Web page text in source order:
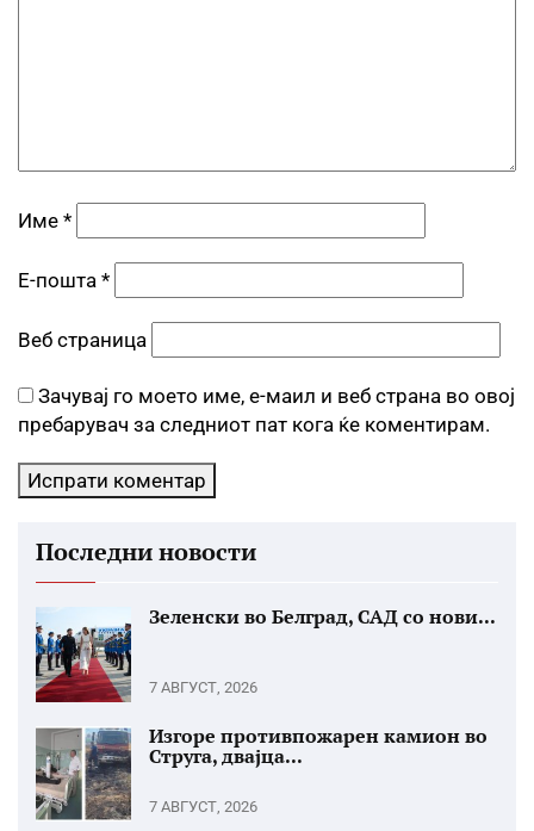
Име *
Е-пошта *
Веб страница
Зачувај го моето име, е-маил и веб страна во овој
пребарувач за следниот пат кога ќе коментирам.
Последни новости
Зеленски во Белград, САД со нови...
7 АВГУСТ, 2026
Изгоре противпожарен камион во
Струга, двајца...
7 АВГУСТ, 2026